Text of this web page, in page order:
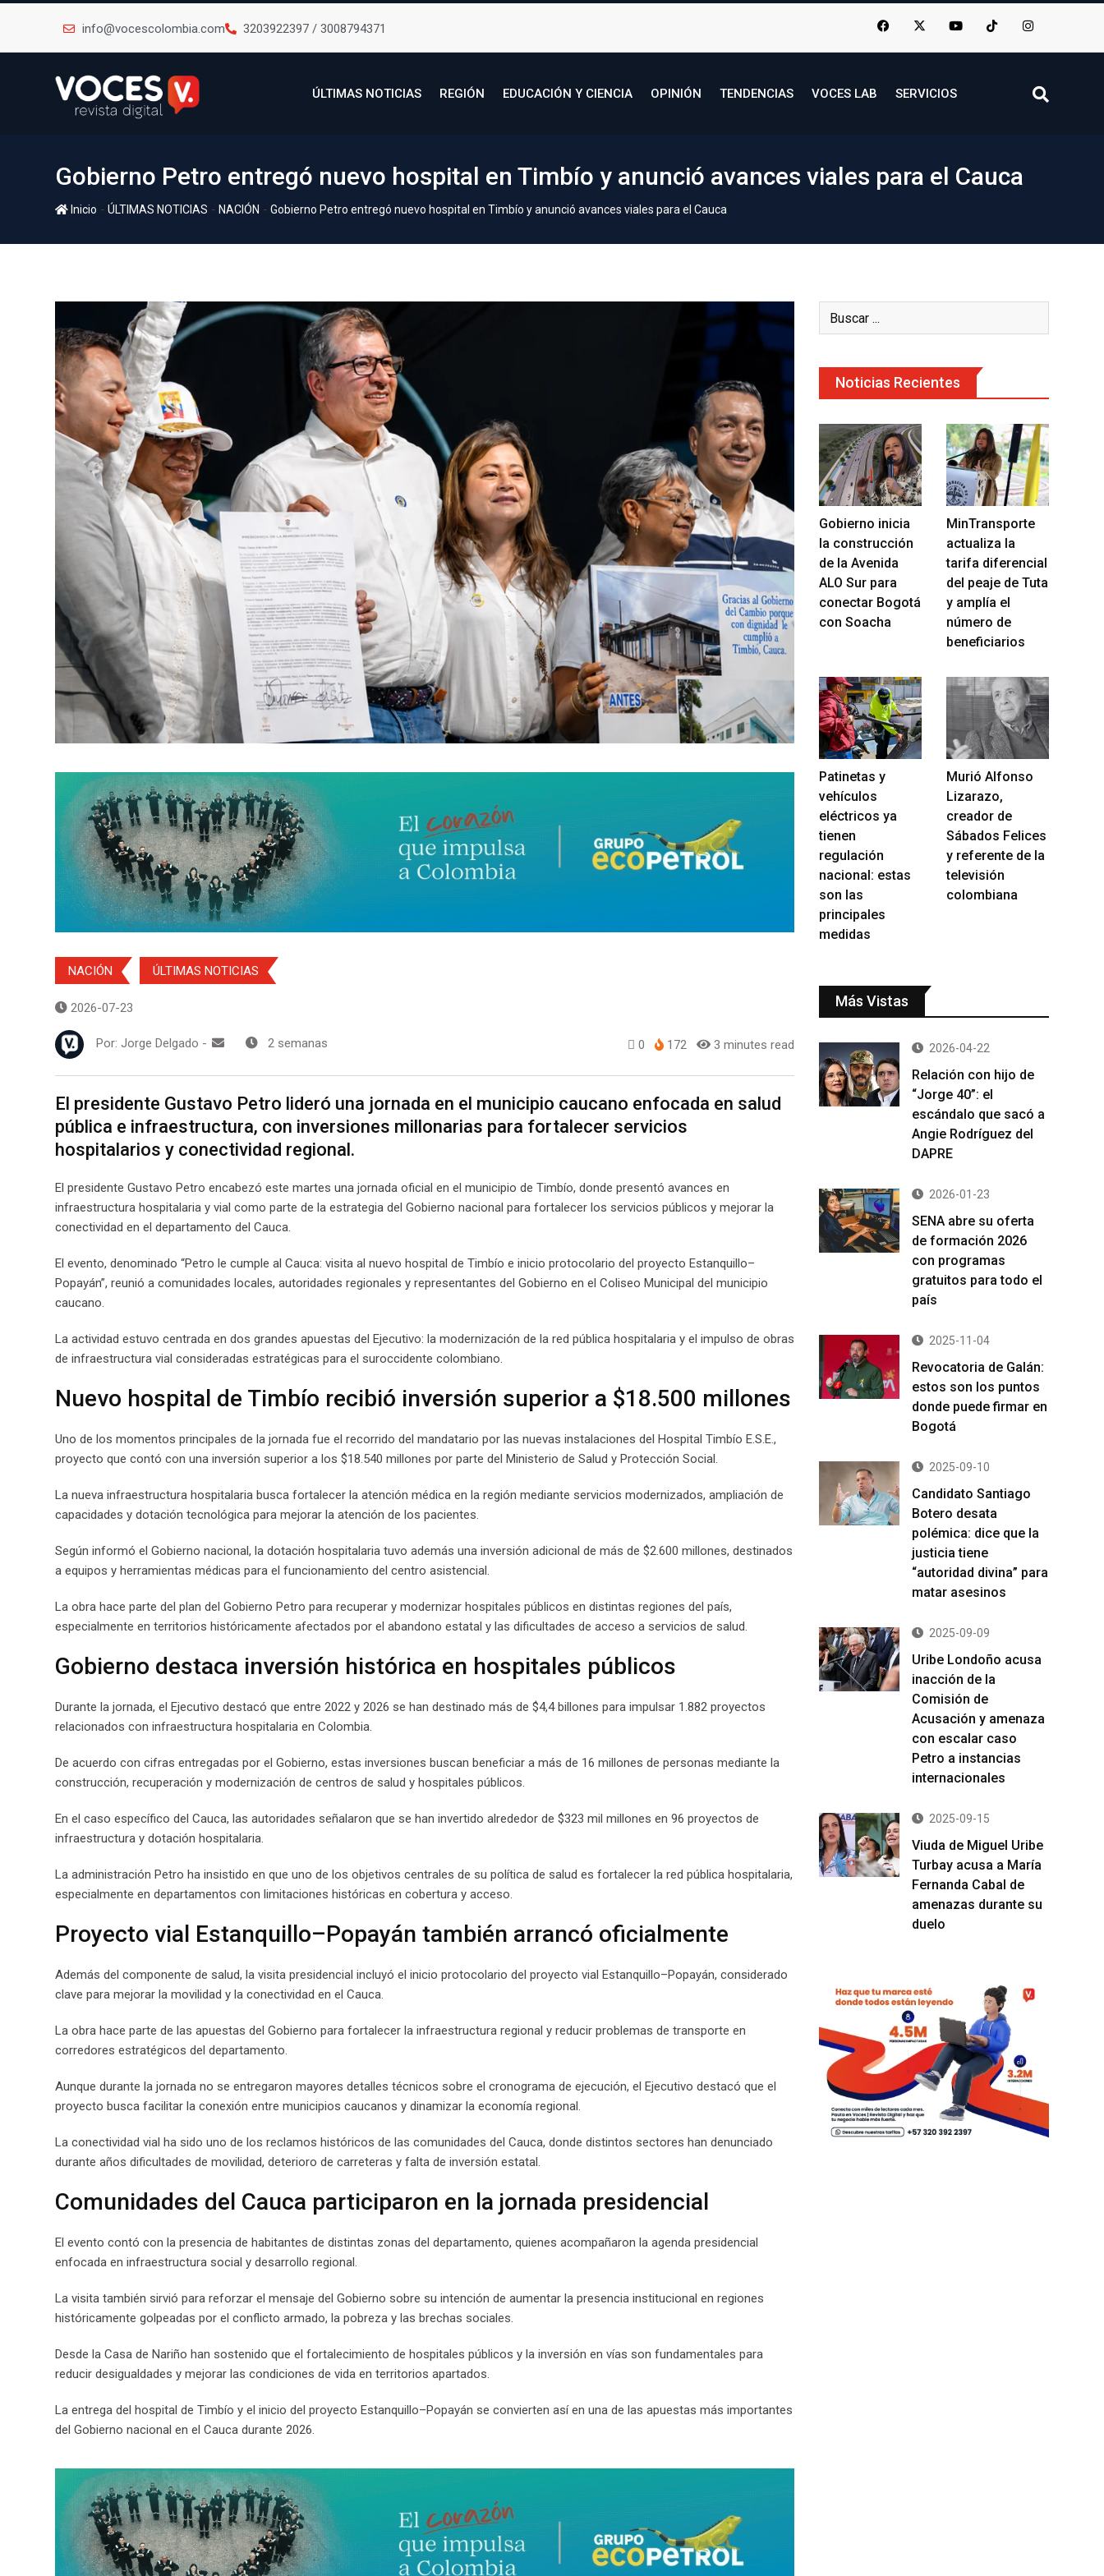
info@vocescolombia.com 3203922397 / 3008794371
ÚLTIMAS NOTICIAS REGIÓN EDUCACIÓN Y CIENCIA OPINIÓN TENDENCIAS VOCES LAB SERVICIOS
Gobierno Petro entregó nuevo hospital en Timbío y anunció avances viales para el Cauca
Inicio - ÚLTIMAS NOTICIAS - NACIÓN - Gobierno Petro entregó nuevo hospital en Timbío y anunció avances viales para el Cauca
NACIÓN ÚLTIMAS NOTICIAS
2026-07-23
Por: Jorge Delgado - 2 semanas 0 172 3 minutes read
El presidente Gustavo Petro lideró una jornada en el municipio caucano enfocada en salud
pública e infraestructura, con inversiones millonarias para fortalecer servicios
hospitalarios y conectividad regional.
El presidente Gustavo Petro encabezó este martes una jornada oficial en el municipio de Timbío, donde presentó avances en
infraestructura hospitalaria y vial como parte de la estrategia del Gobierno nacional para fortalecer los servicios públicos y mejorar la
conectividad en el departamento del Cauca.
El evento, denominado “Petro le cumple al Cauca: visita al nuevo hospital de Timbío e inicio protocolario del proyecto Estanquillo–
Popayán”, reunió a comunidades locales, autoridades regionales y representantes del Gobierno en el Coliseo Municipal del municipio
caucano.
La actividad estuvo centrada en dos grandes apuestas del Ejecutivo: la modernización de la red pública hospitalaria y el impulso de obras
de infraestructura vial consideradas estratégicas para el suroccidente colombiano.
Nuevo hospital de Timbío recibió inversión superior a $18.500 millones
Uno de los momentos principales de la jornada fue el recorrido del mandatario por las nuevas instalaciones del Hospital Timbío E.S.E.,
proyecto que contó con una inversión superior a los $18.540 millones por parte del Ministerio de Salud y Protección Social.
La nueva infraestructura hospitalaria busca fortalecer la atención médica en la región mediante servicios modernizados, ampliación de
capacidades y dotación tecnológica para mejorar la atención de los pacientes.
Según informó el Gobierno nacional, la dotación hospitalaria tuvo además una inversión adicional de más de $2.600 millones, destinados
a equipos y herramientas médicas para el funcionamiento del centro asistencial.
La obra hace parte del plan del Gobierno Petro para recuperar y modernizar hospitales públicos en distintas regiones del país,
especialmente en territorios históricamente afectados por el abandono estatal y las dificultades de acceso a servicios de salud.
Gobierno destaca inversión histórica en hospitales públicos
Durante la jornada, el Ejecutivo destacó que entre 2022 y 2026 se han destinado más de $4,4 billones para impulsar 1.882 proyectos
relacionados con infraestructura hospitalaria en Colombia.
De acuerdo con cifras entregadas por el Gobierno, estas inversiones buscan beneficiar a más de 16 millones de personas mediante la
construcción, recuperación y modernización de centros de salud y hospitales públicos.
En el caso específico del Cauca, las autoridades señalaron que se han invertido alrededor de $323 mil millones en 96 proyectos de
infraestructura y dotación hospitalaria.
La administración Petro ha insistido en que uno de los objetivos centrales de su política de salud es fortalecer la red pública hospitalaria,
especialmente en departamentos con limitaciones históricas en cobertura y acceso.
Proyecto vial Estanquillo–Popayán también arrancó oficialmente
Además del componente de salud, la visita presidencial incluyó el inicio protocolario del proyecto vial Estanquillo–Popayán, considerado
clave para mejorar la movilidad y la conectividad en el Cauca.
La obra hace parte de las apuestas del Gobierno para fortalecer la infraestructura regional y reducir problemas de transporte en
corredores estratégicos del departamento.
Aunque durante la jornada no se entregaron mayores detalles técnicos sobre el cronograma de ejecución, el Ejecutivo destacó que el
proyecto busca facilitar la conexión entre municipios caucanos y dinamizar la economía regional.
La conectividad vial ha sido uno de los reclamos históricos de las comunidades del Cauca, donde distintos sectores han denunciado
durante años dificultades de movilidad, deterioro de carreteras y falta de inversión estatal.
Comunidades del Cauca participaron en la jornada presidencial
El evento contó con la presencia de habitantes de distintas zonas del departamento, quienes acompañaron la agenda presidencial
enfocada en infraestructura social y desarrollo regional.
La visita también sirvió para reforzar el mensaje del Gobierno sobre su intención de aumentar la presencia institucional en regiones
históricamente golpeadas por el conflicto armado, la pobreza y las brechas sociales.
Desde la Casa de Nariño han sostenido que el fortalecimiento de hospitales públicos y la inversión en vías son fundamentales para
reducir desigualdades y mejorar las condiciones de vida en territorios apartados.
La entrega del hospital de Timbío y el inicio del proyecto Estanquillo–Popayán se convierten así en una de las apuestas más importantes
del Gobierno nacional en el Cauca durante 2026.
Noticias Recientes
Gobierno inicia
la construcción
de la Avenida
ALO Sur para
conectar Bogotá
con Soacha
MinTransporte
actualiza la
tarifa diferencial
del peaje de Tuta
y amplía el
número de
beneficiarios
Patinetas y
vehículos
eléctricos ya
tienen
regulación
nacional: estas
son las
principales
medidas
Murió Alfonso
Lizarazo,
creador de
Sábados Felices
y referente de la
televisión
colombiana
Más Vistas
2026-04-22
Relación con hijo de
“Jorge 40”: el
escándalo que sacó a
Angie Rodríguez del
DAPRE
2026-01-23
SENA abre su oferta
de formación 2026
con programas
gratuitos para todo el
país
2025-11-04
Revocatoria de Galán:
estos son los puntos
donde puede firmar en
Bogotá
2025-09-10
Candidato Santiago
Botero desata
polémica: dice que la
justicia tiene
“autoridad divina” para
matar asesinos
2025-09-09
Uribe Londoño acusa
inacción de la
Comisión de
Acusación y amenaza
con escalar caso
Petro a instancias
internacionales
2025-09-15
Viuda de Miguel Uribe
Turbay acusa a María
Fernanda Cabal de
amenazas durante su
duelo